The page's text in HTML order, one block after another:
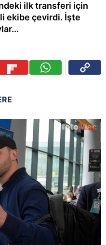
ilk transferi için
ekibe çevirdi. İşte